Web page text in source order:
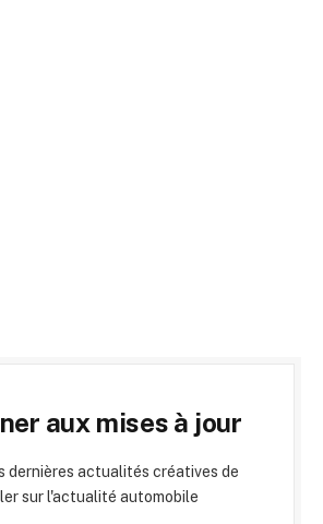
aux mises à jour
dernières actualités créatives de
sur l'actualité automobile